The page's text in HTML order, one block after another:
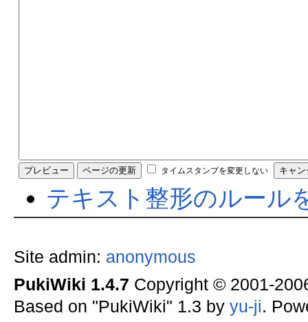
タイムスタンプを変更しない
テキスト整形のルール
Site admin: anonymous
PukiWiki 1.4.7 Copyright © 2001-
Based on "PukiWiki" 1.3 by yu-ji.